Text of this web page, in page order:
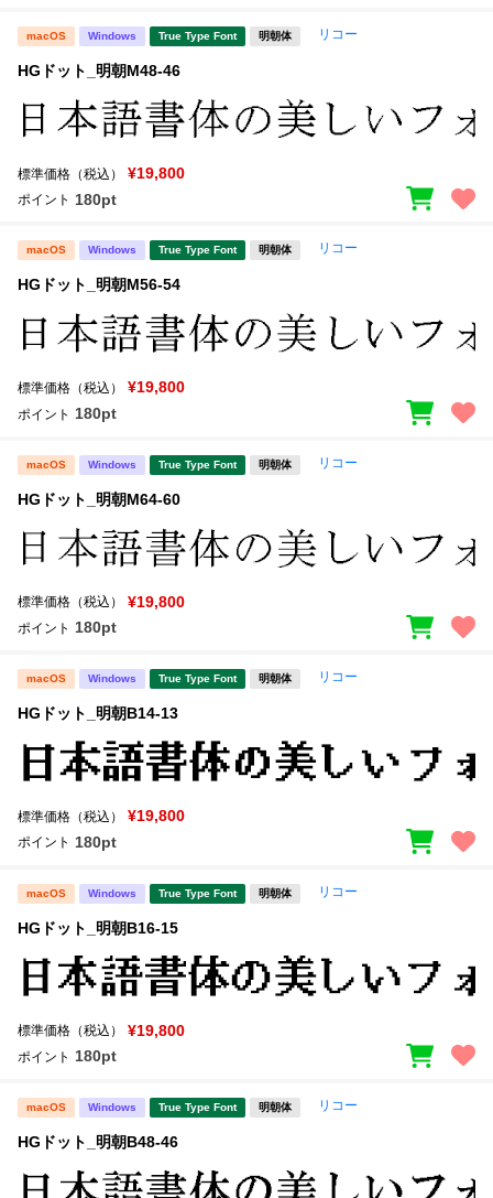
macOS Windows True Type Font 明朝体 リコー
HGドット_明朝M48-46
標準価格（税込） ¥19,800
ポイント 180pt
macOS Windows True Type Font 明朝体 リコー
HGドット_明朝M56-54
標準価格（税込） ¥19,800
ポイント 180pt
macOS Windows True Type Font 明朝体 リコー
HGドット_明朝M64-60
標準価格（税込） ¥19,800
ポイント 180pt
macOS Windows True Type Font 明朝体 リコー
HGドット_明朝B14-13
標準価格（税込） ¥19,800
ポイント 180pt
macOS Windows True Type Font 明朝体 リコー
HGドット_明朝B16-15
標準価格（税込） ¥19,800
ポイント 180pt
macOS Windows True Type Font 明朝体 リコー
HGドット_明朝B48-46